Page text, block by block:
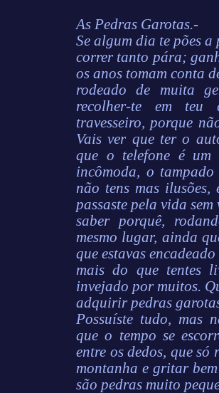
As Pedras Garotas.-
Se algum dia te pões a
correr tanto pára;
os anos tomam conta
rodeado de muita
recolher-te em
travesseiro, porque
Vais ver que ter o
que o telefone é um
incômoda, o tampado
não tens mas ilusões,
passaste pela vida
saber porquê,
mesmo lugar, ainda
que estavas
mais do que tentes
invejado por muitos.
adquirir pedras
Possuíste tudo, mas
que o tempo se
entre os dedos, que
montanha e gritar
são pedras muito